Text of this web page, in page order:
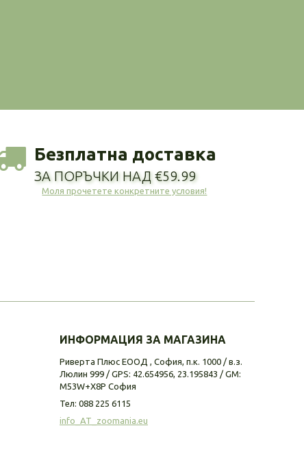
Безплатна доставка
ЗА ПОРЪЧКИ НАД €59.99
Моля прочетете конкретните условия!
ИНФОРМАЦИЯ ЗА МАГАЗИНА
Риверта Плюс ЕООД , София, п.к. 1000 / в.з.
Люлин 999 / GPS: 42.654956, 23.195843 / GM:
M53W+X8P София
Тел: 088 225 6115
info_AT_zoomania.eu